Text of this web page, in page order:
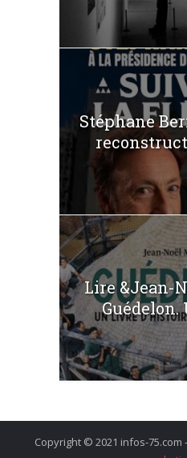
Stéphane
Lire &Jean-
Guédelon.
Copyright © 2021 infos-75.com